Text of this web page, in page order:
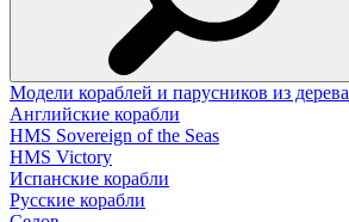
Модели кораблей и парусников из дерева
Английские корабли
HMS Sovereign of the Seas
HMS Victory
Испанские корабли
Русские корабли